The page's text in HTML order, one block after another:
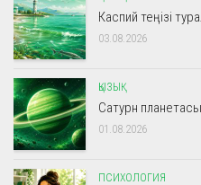
Каспий теңізі
03.08.2026
ҚЫЗЫҚ
Сатурн
01.08.2026
ПСИХОЛОГИЯ